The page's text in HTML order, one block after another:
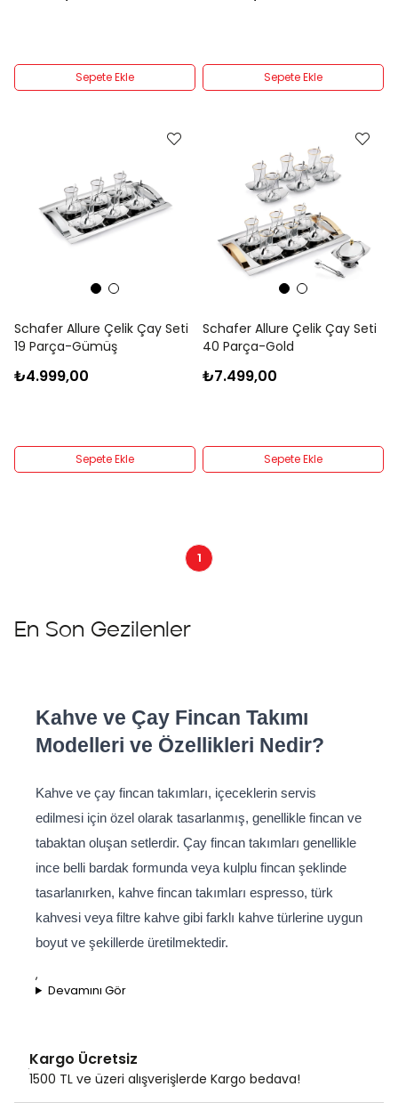
Sepete Ekle Sepete Ekle
Schafer Allure Çelik Çay Seti
19 Parça-Gümüş
₺4.999,00
Sepete Ekle
Schafer Allure Çelik Çay Seti
40 Parça-Gold
₺7.499,00
Sepete Ekle
1
En Son Gezilenler
Kahve ve Çay Fincan Takımı
Modelleri ve Özellikleri Nedir?
Kahve ve çay fincan takımları, içeceklerin servis
edilmesi için özel olarak tasarlanmış, genellikle fincan ve
tabaktan oluşan setlerdir. Çay fincan takımları genellikle
ince belli bardak formunda veya kulplu fincan şeklinde
tasarlanırken, kahve fincan takımları espresso, türk
kahvesi veya filtre kahve gibi farklı kahve türlerine uygun
boyut ve şekillerde üretilmektedir.
,
Devamını Gör
Kargo Ücretsiz
1500 TL ve üzeri alışverişlerde Kargo bedava!